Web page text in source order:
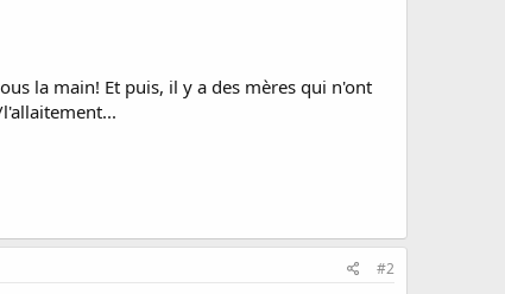
la main! Et puis, il y a des mères qui n'ont
#2